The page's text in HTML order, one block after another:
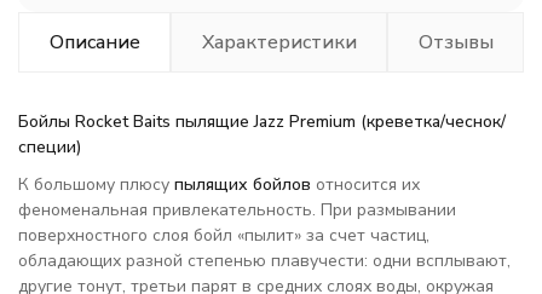
Описание Характеристики Отзывы
Бойлы Rocket Baits пылящие Jazz Premium (креветка/чеснок/
специи)
К большому плюсу пылящих бойлов относится их
феноменальная привлекательность. При размывании
поверхностного слоя бойл «пылит» за счет частиц,
обладающих разной степенью плавучести: одни всплывают,
другие тонут, третьи парят в средних слоях воды, окружая